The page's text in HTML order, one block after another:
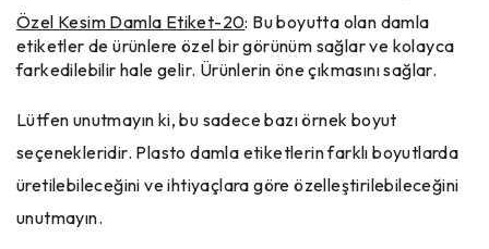
Özel Kesim Damla Etiket-20: Bu boyutta olan damla
etiketler de ürünlere özel bir görünüm sağlar ve kolayca
farkedilebilir hale gelir. Ürünlerin öne çıkmasını sağlar.
Lütfen unutmayın ki, bu sadece bazı örnek boyut
seçenekleridir. Plasto damla etiketlerin farklı boyutlarda
üretilebileceğini ve ihtiyaçlara göre özelleştirilebileceğini
unutmayın.